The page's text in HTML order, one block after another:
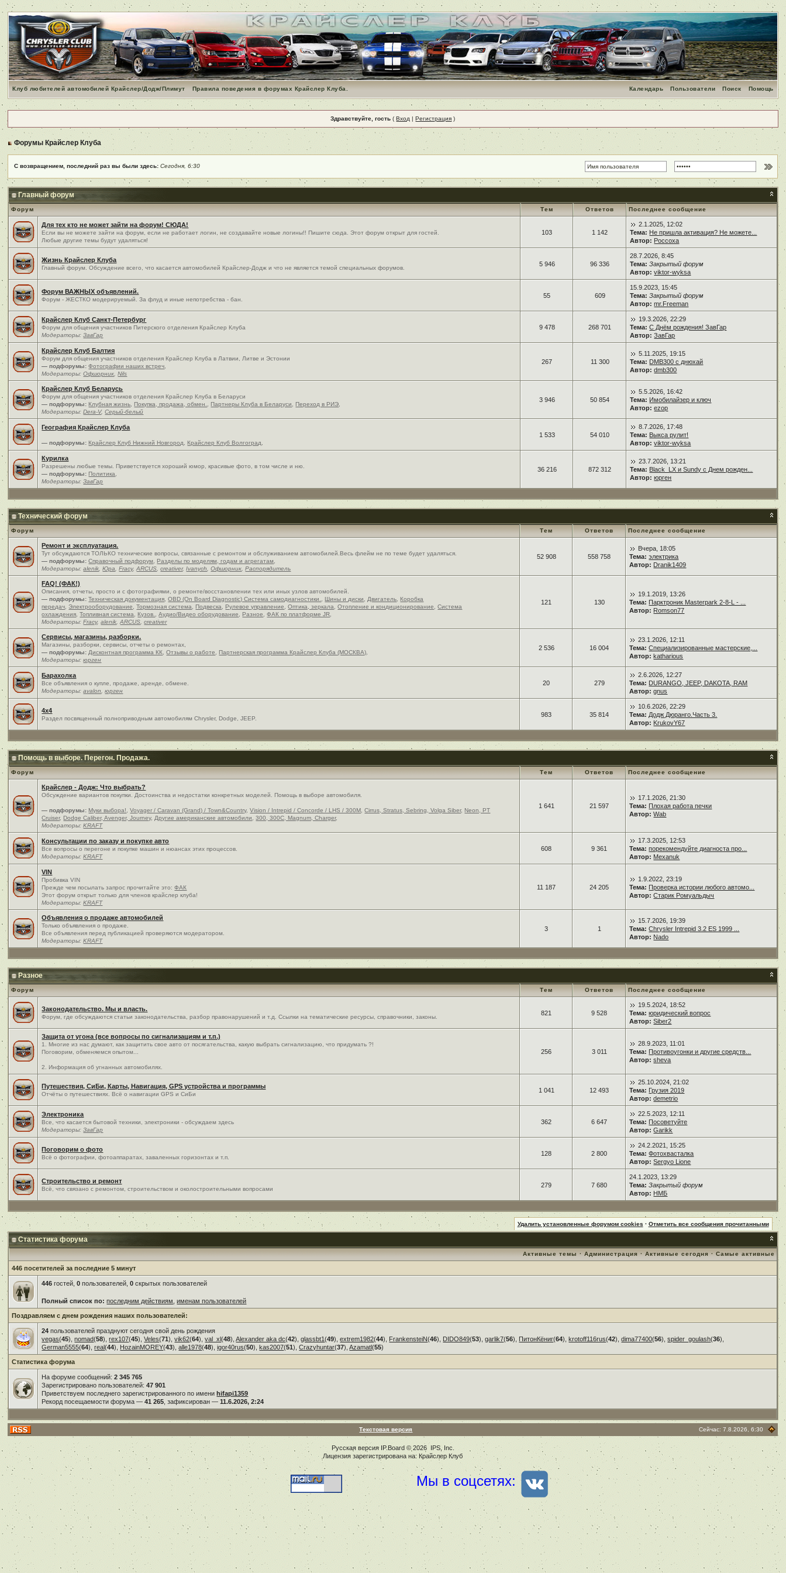
Клуб любителей автомобилей Крайслер/Додж/Плимут Правила поведения в форумах Крайслер Клуба. Помощь
Поиск
Пользователи
Календарь
Здравствуйте, гость (Вход |Регистрация )
Форумы Крайслер Клуба
С возвращением, последний раз вы были здесь:Сегодня, 6:30
Главный форум
Форум Тем Ответов Последнее сообщение
Для тех кто не может зайти на форум! СЮДА!
Если вы не можете зайти на форум, если не работает логин, не создавайте новые логины!! Пишите сюда. Этот форум открыт для гостей.
Любые другие темы будут удаляться!
103 1 142
2.1.2025, 12:02
Тема: Не пришла активация? Не можете...
Автор: Россоха
Жизнь Крайслер Клуба
Главный форум. Обсуждение всего, что касается автомобилей Крайслер-Додж и что не является темой специальных форумов.
5 946 96 336
28.7.2026, 8:45
Тема: Закрытый форум
Автор: viktor-wyksa
Форум ВАЖНЫХ объявлений.
Форум - ЖЕСТКО модерируемый. За флуд и иные непотребства - бан.
55 609
15.9.2023, 15:45
Тема: Закрытый форум
Автор: mr.Freeman
Крайслер Клуб Санкт-Петербург
Форум для общения участников Питерского отделения Крайслер Клуба
Модераторы:ЗавГар
9 478 268 701
19.3.2026, 22:29
Тема: С Днём рождения! ЗавГар
Автор: ЗавГар
Крайслер Клуб Балтия
Форум для общения участников отделения Крайслер Клуба в Латвии, Литве и Эстонии
— подфорумы: Фотографии наших встреч
Модераторы:Офшорник ,Nils
267 11 300
5.11.2025, 19:15
Тема: DMB300 с днюхай
Автор: dmb300
Крайслер Клуб Беларусь
Форум для общения участников отделения Крайслер Клуба в Беларуси
— подфорумы: Клубная жизнь Покупка, продажа, обмен. Партнеры Клуба в Беларуси Переход в РИЭ
Модераторы:Dera-V,Серый-белый
3 946 50 854
5.5.2026, 16:42
Тема: Имобилайзер и ключ
Автор: ezop
География Крайслер Клуба
— подфорумы: Крайслер Клуб Нижний Новгород Крайслер Клуб Волгоград
1 533 54 010
8.7.2026, 17:48
Тема: Выкса рулит!
Автор: viktor-wyksa
Курилка
Разрешены любые темы. Приветствуется хороший юмор, красивые фото, в том числе и ню.
— подфорумы: Политика
Модераторы:ЗавГар
36 216 872 312
23.7.2026, 13:21
Тема: Black_LX и Sundy с Днем рожден...
Автор: юрген
Технический форум
Форум Тем Ответов Последнее сообщение
Ремонт и эксплуатация.
Тут обсуждаются ТОЛЬКО технические вопросы, связанные с ремонтом и обслуживанием автомобилей.Весь флейм не по теме будет удаляться.
— подфорумы: Справочный подфорум Разделы по моделям, годам и агрегатам
Модераторы:alenik ,Юра ,Fracy,ARCUS ,creativer,Ivanych ,Офшорник ,Распорядитель
52 908 558 758
Вчера, 18:05
Тема: электрика
Автор: Dranik1409
FAQ! (ФАК!)
Описания, отчеты, просто и c фотографиями, о ремонте/восстановлении тех или иных узлов автомобилей.
— подфорумы: Техническая документация ,OBD (On Board Diagnostic) Система самодиагностики. Шины и диски Двигатель
Коробка
передач ,Электрооборудование ,Тормозная система Подвеска Рулевое управление ,Оптика, зеркала ,Отопление и кондиционирование ,Система
охлаждения ,Топливная система Кузов. ,Аудио/Видео оборудование Разное ,ФАК по платформе JR
Модераторы:Fracy,alenik ,ARCUS ,creativer
121 130
19.1.2019, 13:26
Тема: Парктроник Masterpark 2-8-L - ...
Автор: Romson77
Сервисы, магазины, разборки.
Магазины, разборки, сервисы, отчеты о ремонтах,
— подфорумы: Дисконтная программа КК ,Отзывы о работе Партнерская программа Крайслер Клуба (МОСКВА)
Модераторы:юрген
2 536 16 004
23.1.2026, 12:11
Тема: Специализированные мастерские,...
Автор: katharious
Барахолка
Все объявления о купле, продаже, аренде, обмене.
Модераторы:avalon ,юрген
20 279
2.6.2026, 12:27
Тема: DURANGO, JEEP, DAKOTA, RAM
Автор: gnus
4x4
Раздел посвященный полноприводным автомобилям Chrysler, Dodge, JEEP.
983 35 814
10.6.2026, 22:29
Тема: Додж Дюранго.Часть 3.
Автор: KrukovY67
Помощь в выборе. Перегон. Продажа.
Форум Тем Ответов Последнее сообщение
Крайслер - Додж: Что выбрать?
Обсуждение вариантов покупки. Достоинства и недостатки конкретных моделей. Помощь в выборе автомобиля.
— подфорумы: Муки выбора! ,Voyager / Caravan (Grand) / Town&Country,Vision / Intrepid / Concorde / LHS / 300M ,Cirrus, Stratus, Sebring, Volga Siber, Neon, PT
Cruiser, Dodge Caliber, Avenger, Journey, Другие американские автомобили ,300, 300C, Magnum, Charger,
Модераторы:KRAFT
1 641 21 597
17.1.2026, 21:30
Тема: Плохая работа печки
Автор: Wab
Консультации по заказу и покупке авто
Все вопросы о перегоне и покупке машин и нюансах этих процессов.
Модераторы:KRAFT
608 9 361
17.3.2025, 12:53
Тема: порекомендуйте диагноста про...
Автор: Mexanuk
VIN
Пробивка VIN
Прежде чем посылать запрос прочитайте это:ФАК
Этот форум открыт только для членов крайслер клуба!
Модераторы:KRAFT
11 187 24 205
1.9.2022, 23:19
Тема: Проверка истории любого автомо...
Автор: Старик Ромуальдыч
Объявления о продаже автомобилей
Только объявления о продаже.
Все объявления перед публикацией проверяются модератором.
Модераторы:KRAFT
3 1
15.7.2026, 19:39
Тема: Chrysler Intrepid 3.2 ES 1999 ...
Автор: Nado
Разное
Форум Тем Ответов Последнее сообщение
Законодательство. Мы и власть.
Форум, где обсуждаются статьи законодательства, разбор правонарушений и т.д. Ссылки на тематические ресурсы, справочники, законы.
821 9 528
19.5.2024, 18:52
Тема: юридический вопрос
Автор: Siber2
Защита от угона (все вопросы по сигнализациям и т.п.)
1. Многие из нас думают, как защитить свое авто от посягательства, какую выбрать сигнализацию, что придумать ?!
Поговорим, обменяемся опытом...
2. Информация об угнанных автомобилях.
256 3 011
28.9.2023, 11:01
Тема: Противоугонки и другие средств...
Автор: sheva
Путешествия, СиБи, Карты, Навигация, GPS устройства и программы
Отчёты о путешествиях. Всё о навигации GPS и СиБи
1 041 12 493
25.10.2024, 21:02
Тема: Грузия 2019
Автор: demetrio
Электроника
Все, что касается бытовой техники, электроники - обсуждаем здесь
Модераторы:ЗавГар
362 6 647
22.5.2023, 12:11
Тема: Посоветуйте
Автор: Garikk
Поговорим о фото
Всё о фотографии, фотоаппаратах, заваленных горизонтах и т.п.
128 2 800
24.2.2021, 15:25
Тема: Фотохвасталка
Автор: Sergyo Lione
Строительство и ремонт
Всё, что связано с ремонтом, строительством и околостроительными вопросами
279 7 680
24.1.2023, 13:29
Тема: Закрытый форум
Автор: НМБ
Удалить установленные форумом cookies · Отметить все сообщения прочитанными
Статистика форума
Активные темы ·Администрация ·Активные сегодня ·Самые активные
446 посетителей за последние 5 минут
446 гостей,0 пользователей,0 скрытых пользователей
Полный список по: последним действиям ,именам пользователей
Поздравляем с днем рождения наших пользователей:
24 пользователей празднуют сегодня свой день рождения
vegas(45),nomad(58),rex107(45),Veles(71),vik62(64),val_xl(48),Alexander aka dc(42),glassbt1(49),extrem1982(44), FrankensteiN(46), DIDO849(53),garlik7(56), ПитонКёниг(64),krotoff116rus(42),dima77400(56),spider_goulash(36),
German5555(64),real(44), HozainMOREY(43),alle1978(48),igor40rus(50),kas2007(51),Crazyhuntar(37),Azamatl(55)
Статистика форума
На форуме сообщений:2 345 765
Зарегистрировано пользователей:47 901
Приветствуем последнего зарегистрированного по имениhifapi1359
Рекорд посещаемости форума —41 265 , зафиксирован —11.6.2026, 2:24
Текстовая версия Сейчас: 7.8.2026, 6:30
Русская версия IP.Board© 2026 IPS, Inc
Лицензия зарегистрирована на: Крайслер Клуб
Мы в соцсетях: